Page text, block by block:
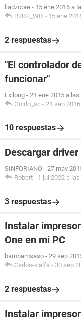
liadzcore - 15 ene 2016 a
R2D2_WD - 15 ene
2 respuestas
"El controlador
funcionar"
Exilong - 21 ene 2015 a las
Guido_sc - 21 sep
10 respuestas
Descargar
SINFORIANO - 27 may
Robert - 1 jul 2022 a las
3 respuestas
Instalar
One en mi PC
bambamsaso - 29 sep
Carlos-vialfa - 30 sep
2 respuestas
Instalar